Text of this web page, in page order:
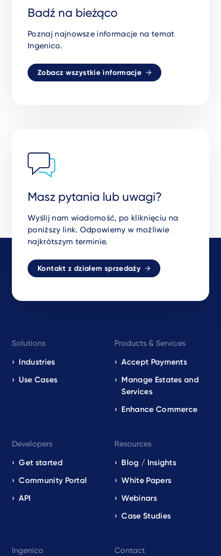
Badź na bieżąco
Poznaj najnowsze informacje na temat
Ingenico.
Zobacz wszystkie informacje
Masz pytania lub uwagi?
Wyślij nam wiadomość, po kliknięciu na
poniższy link. Odpowiemy w możliwie
najkrótszym terminie.
Kontakt z działem sprzedaży
navigation
EN
Solutions
Industries
Use Cases
Products & Services
Accept Payments
Manage Estates and
Services
Enhance Commerce
Developers
Get started
Community Portal
API
Resources
Blog / Insights
White Papers
Webinars
Case Studies
Ingenico Contact